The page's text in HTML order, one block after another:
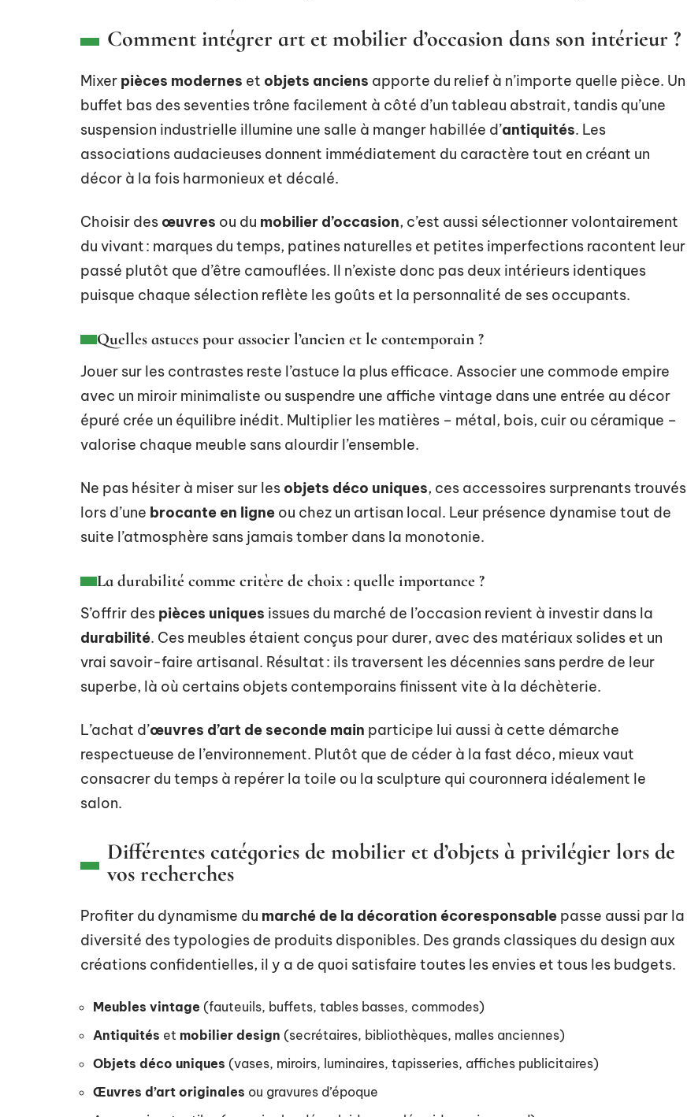
Comment intégrer art et mobilier d’occasion dans son intérieur ?
Mixer pièces modernes et objets anciens apporte du relief à n’importe quelle pièce. Un
buffet bas des seventies trône facilement à côté d’un tableau abstrait, tandis qu’une
suspension industrielle illumine une salle à manger habillée d’antiquités. Les
associations audacieuses donnent immédiatement du caractère tout en créant un
décor à la fois harmonieux et décalé.
Choisir des œuvres ou du mobilier d’occasion, c’est aussi sélectionner volontairement
du vivant : marques du temps, patines naturelles et petites imperfections racontent leur
passé plutôt que d’être camouflées. Il n’existe donc pas deux intérieurs identiques
puisque chaque sélection reflète les goûts et la personnalité de ses occupants.
Quelles astuces pour associer l’ancien et le contemporain ?
Jouer sur les contrastes reste l’astuce la plus efficace. Associer une commode empire
avec un miroir minimaliste ou suspendre une affiche vintage dans une entrée au décor
épuré crée un équilibre inédit. Multiplier les matières – métal, bois, cuir ou céramique –
valorise chaque meuble sans alourdir l’ensemble.
Ne pas hésiter à miser sur les objets déco uniques, ces accessoires surprenants trouvés
lors d’une brocante en ligne ou chez un artisan local. Leur présence dynamise tout de
suite l’atmosphère sans jamais tomber dans la monotonie.
La durabilité comme critère de choix : quelle importance ?
S’offrir des pièces uniques issues du marché de l’occasion revient à investir dans la
durabilité. Ces meubles étaient conçus pour durer, avec des matériaux solides et un
vrai savoir-faire artisanal. Résultat : ils traversent les décennies sans perdre de leur
superbe, là où certains objets contemporains finissent vite à la déchèterie.
L’achat d’œuvres d’art de seconde main participe lui aussi à cette démarche
respectueuse de l’environnement. Plutôt que de céder à la fast déco, mieux vaut
consacrer du temps à repérer la toile ou la sculpture qui couronnera idéalement le
salon.
Différentes catégories de mobilier et d’objets à privilégier lors de
vos recherches
Profiter du dynamisme du marché de la décoration écoresponsable passe aussi par la
diversité des typologies de produits disponibles. Des grands classiques du design aux
créations confidentielles, il y a de quoi satisfaire toutes les envies et tous les budgets.
Meubles vintage (fauteuils, buffets, tables basses, commodes)
Antiquités et mobilier design (secrétaires, bibliothèques, malles anciennes)
Objets déco uniques (vases, miroirs, luminaires, tapisseries, affiches publicitaires)
Œuvres d’art originales ou gravures d’époque